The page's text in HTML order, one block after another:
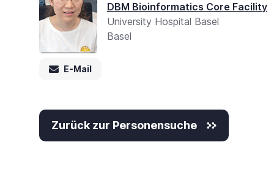
DBM Bioinformatics Core Facility
University Hospital Basel
Basel
E-Mail
Zurück zur Personensuche